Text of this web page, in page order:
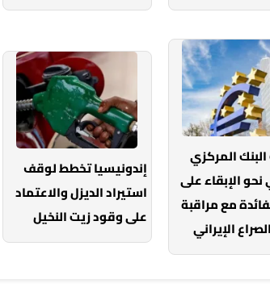
المركزي
نحو الإبقاء على
مع مراقبة
الإيراني
إندونيسيا تخطط لوقف
استيراد الديزل والاعتماد
على وقود زيت النخيل